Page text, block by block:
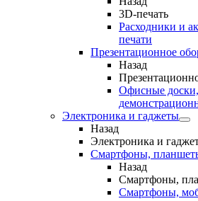
3D-печать
Расходники и
печати
Презентационное
Назад
Офисные
Электроника и гаджеты
Назад
Электроника и
Смартфоны,
Назад
Смартфоны,
Смартфоны,